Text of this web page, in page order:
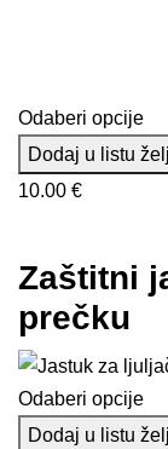
Odaberi opcije
Dodaj u listu
10.00 €
Zaštitni
prečku
Odaberi opcije
Dodaj u listu